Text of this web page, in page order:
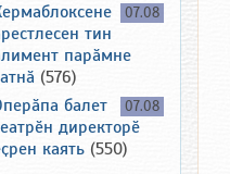
07.08
тин
парӑмне
(576)
07.08
балет
директорӗ
каять (550)